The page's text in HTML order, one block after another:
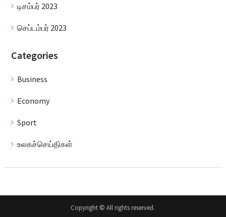
டிசம்பர் 2023
செப்டம்பர் 2023
Categories
Business
Economy
Sport
உலகச்செய்திகள்
Copyright © All rights reserved.